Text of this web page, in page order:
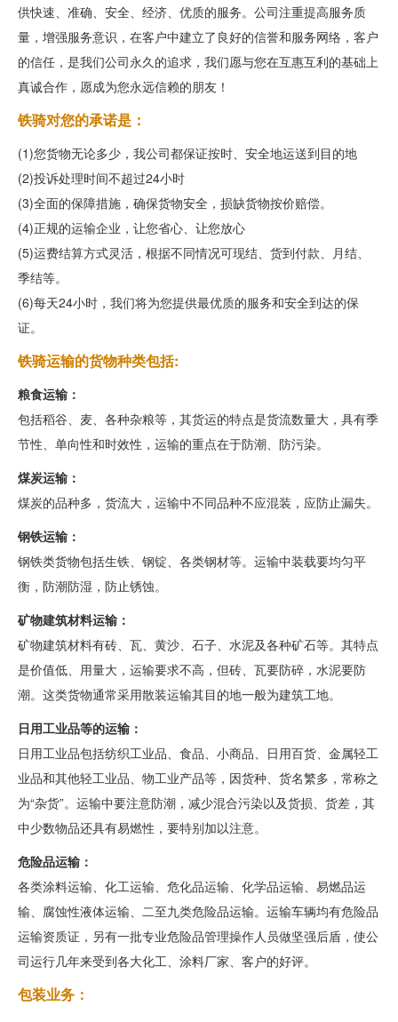
供快速、准确、安全、经济、优质的服务。公司注重提高服务质
量，增强服务意识，在客户中建立了良好的信誉和服务网络，客户
的信任，是我们公司永久的追求，我们愿与您在互惠互利的基础上
真诚合作，愿成为您永远信赖的朋友！
铁骑对您的承诺是：
(1)您货物无论多少，我公司都保证按时、安全地运送到目的地
(2)投诉处理时间不超过24小时
(3)全面的保障措施，确保货物安全，损缺货物按价赔偿。
(4)正规的运输企业，让您省心、让您放心
(5)运费结算方式灵活，根据不同情况可现结、货到付款、月结、
季结等。
(6)每天24小时，我们将为您提供最优质的服务和安全到达的保
证。
铁骑运输的货物种类包括:
粮食运输：
包括稻谷、麦、各种杂粮等，其货运的特点是货流数量大，具有季
节性、单向性和时效性，运输的重点在于防潮、防污染。
煤炭运输：
煤炭的品种多，货流大，运输中不同品种不应混装，应防止漏失。
钢铁运输：
钢铁类货物包括生铁、钢锭、各类钢材等。运输中装载要均匀平
衡，防潮防湿，防止锈蚀。
矿物建筑材料运输：
矿物建筑材料有砖、瓦、黄沙、石子、水泥及各种矿石等。其特点
是价值低、用量大，运输要求不高，但砖、瓦要防碎，水泥要防
潮。这类货物通常采用散装运输其目的地一般为建筑工地。
日用工业品等的运输：
日用工业品包括纺织工业品、食品、小商品、日用百货、金属轻工
业品和其他轻工业品、物工业产品等，因货种、货名繁多，常称之
为“杂货”。运输中要注意防潮，减少混合污染以及货损、货差，其
中少数物品还具有易燃性，要特别加以注意。
危险品运输：
各类涂料运输、化工运输、危化品运输、化学品运输、易燃品运
输、腐蚀性液体运输、二至九类危险品运输。运输车辆均有危险品
运输资质证，另有一批专业危险品管理操作人员做坚强后盾，使公
司运行几年来受到各大化工、涂料厂家、客户的好评。
包装业务：